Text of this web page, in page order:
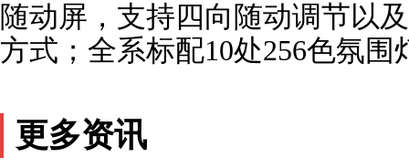
随动屏，支持四向随动调节以
方式；全系标配10处256色氛围
更多资讯